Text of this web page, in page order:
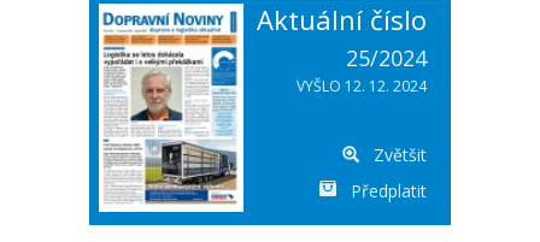
Aktuální číslo
25/2024
VYŠLO 12. 12. 2024
Zvětšit
Předplatit